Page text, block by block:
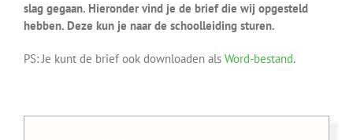
slag gegaan. Hieronder vind je de brief die wij opgesteld
hebben. Deze kun je naar de schoolleiding sturen.
PS: Je kunt de brief ook downloaden als Word-bestand.